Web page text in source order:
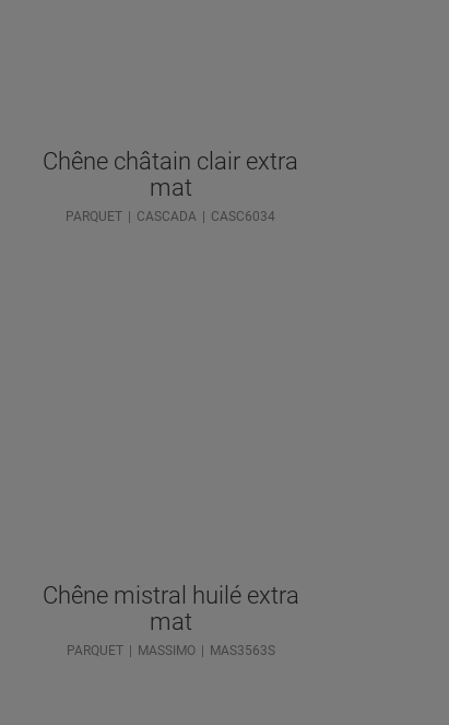
Chêne châtain clair extra
mat
PARQUET CASCADA CASC6034
Chêne mistral huilé extra
mat
PARQUET MASSIMO MAS3563S